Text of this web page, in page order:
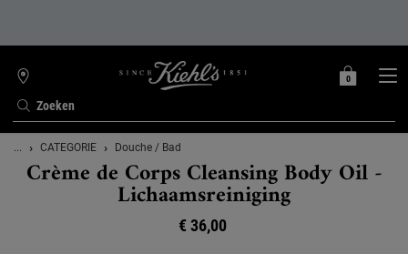
Zoeken
WINKELZOEKER
MIJN
0
0 PRODUCT
Hoofdinhoud
... CATEGORIE Douche / Bad
Crème de Corps Cleansing Body Oil -
Lichaamsreiniging
€ 36,00